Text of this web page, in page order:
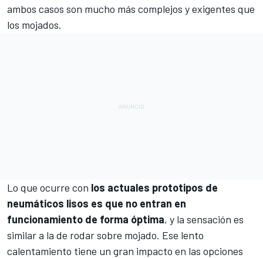
ambos casos son mucho más complejos y exigentes que
los mojados.
Lo que ocurre con los actuales prototipos de
neumáticos lisos es que no entran en
funcionamiento de forma óptima, y la sensación es
similar a la de rodar sobre mojado. Ese lento
calentamiento tiene un gran impacto en las opciones